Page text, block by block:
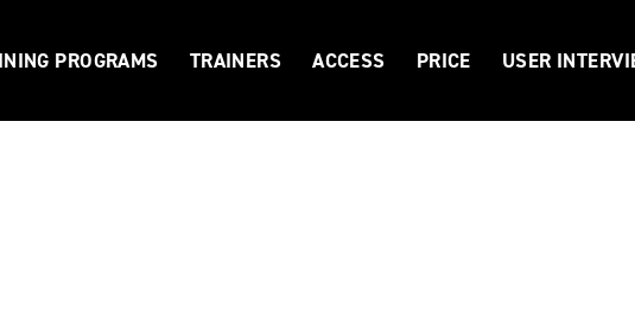
PROGRAMS TRAINERS ACCESS PRICE USER